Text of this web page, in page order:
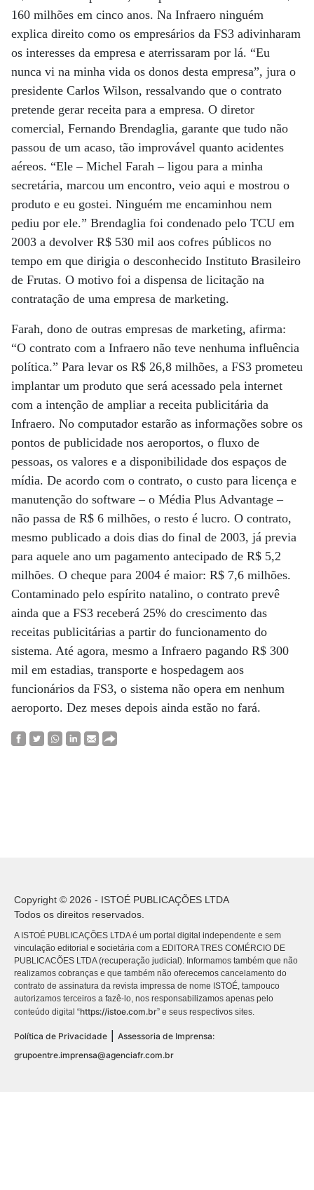
160 milhões em cinco anos. Na Infraero ninguém
explica direito como os empresários da FS3 adivinharam
os interesses da empresa e aterrissaram por lá. “Eu
nunca vi na minha vida os donos desta empresa”, jura o
presidente Carlos Wilson, ressalvando que o contrato
pretende gerar receita para a empresa. O diretor
comercial, Fernando Brendaglia, garante que tudo não
passou de um acaso, tão improvável quanto acidentes
aéreos. “Ele – Michel Farah – ligou para a minha
secretária, marcou um encontro, veio aqui e mostrou o
produto e eu gostei. Ninguém me encaminhou nem
pediu por ele.” Brendaglia foi condenado pelo TCU em
2003 a devolver R$ 530 mil aos cofres públicos no
tempo em que dirigia o desconhecido Instituto Brasileiro
de Frutas. O motivo foi a dispensa de licitação na
contratação de uma empresa de marketing.
Farah, dono de outras empresas de marketing, afirma:
“O contrato com a Infraero não teve nenhuma influência
política.” Para levar os R$ 26,8 milhões, a FS3 prometeu
implantar um produto que será acessado pela internet
com a intenção de ampliar a receita publicitária da
Infraero. No computador estarão as informações sobre os
pontos de publicidade nos aeroportos, o fluxo de
pessoas, os valores e a disponibilidade dos espaços de
mídia. De acordo com o contrato, o custo para licença e
manutenção do software – o Média Plus Advantage –
não passa de R$ 6 milhões, o resto é lucro. O contrato,
mesmo publicado a dois dias do final de 2003, já previa
para aquele ano um pagamento antecipado de R$ 5,2
milhões. O cheque para 2004 é maior: R$ 7,6 milhões.
Contaminado pelo espírito natalino, o contrato prevê
ainda que a FS3 receberá 25% do crescimento das
receitas publicitárias a partir do funcionamento do
sistema. Até agora, mesmo a Infraero pagando R$ 300
mil em estadias, transporte e hospedagem aos
funcionários da FS3, o sistema não opera em nenhum
aeroporto. Dez meses depois ainda estão no fará.
Copyright © 2026 - ISTOÉ PUBLICAÇÕES LTDA
Todos os direitos reservados.
A ISTOÉ PUBLICAÇÕES LTDA é um portal digital independente e sem
vinculação editorial e societária com a EDITORA TRES COMÉRCIO DE
PUBLICACÕES LTDA (recuperação judicial). Informamos também que não
realizamos cobranças e que também não oferecemos cancelamento do
contrato de assinatura da revista impressa de nome ISTOÉ, tampouco
autorizamos terceiros a fazê-lo, nos responsabilizamos apenas pelo
conteúdo digital “https://istoe.com.br” e seus respectivos sites.
Política de Privacidade
Assessoria de Imprensa:
grupoentre.imprensa@agenciafr.com.br